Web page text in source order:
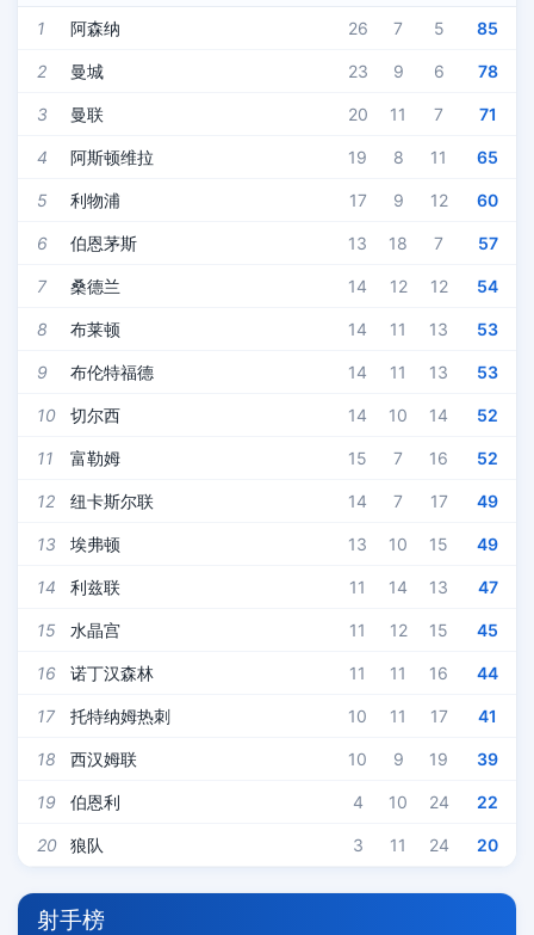
1 阿森纳 26 7 5 85
2 曼城 23 9 6 78
3 曼联 20 11 7 71
4 阿斯顿维拉 19 8 11 65
5 利物浦 17 9 12 60
6 伯恩茅斯 13 18 7 57
7 桑德兰 14 12 12 54
8 布莱顿 14 11 13 53
9 布伦特福德 14 11 13 53
10 切尔西 14 10 14 52
11 富勒姆 15 7 16 52
12 纽卡斯尔联 14 7 17 49
13 埃弗顿 13 10 15 49
14 利兹联 11 14 13 47
15 水晶宫 11 12 15 45
16 诺丁汉森林 11 11 16 44
17 托特纳姆热刺 10 11 17 41
18 西汉姆联 10 9 19 39
19 伯恩利 4 10 24 22
20 狼队 3 11 24 20
射手榜